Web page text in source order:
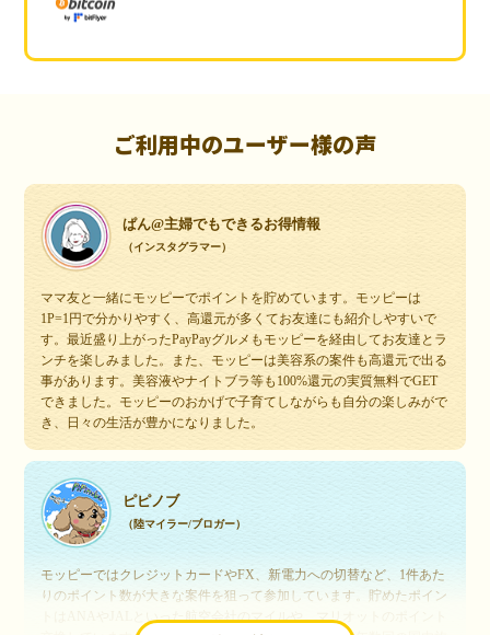
ご利用中のユーザー様の声
ぱん@主婦でもできるお得情報
（インスタグラマー）
ママ友と一緒にモッピーでポイントを貯めています。モッピーは
1P=1円で分かりやすく、高還元が多くてお友達にも紹介しやすいで
す。最近盛り上がったPayPayグルメもモッピーを経由してお友達とラ
ンチを楽しみました。また、モッピーは美容系の案件も高還元で出る
事があります。美容液やナイトブラ等も100%還元の実質無料でGET
できました。モッピーのおかげで子育てしながらも自分の楽しみがで
き、日々の生活が豊かになりました。
ピピノブ
（陸マイラー/ブロガー）
モッピーではクレジットカードやFX、新電力への切替など、1件あた
りのポイント数が大きな案件を狙って参加しています。貯めたポイン